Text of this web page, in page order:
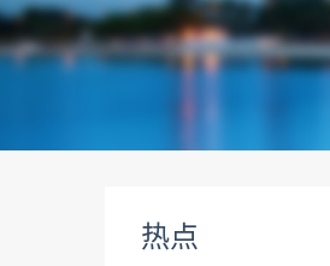
热点